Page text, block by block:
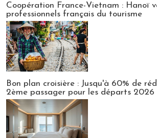
Coopération France-Vietnam : Hanoï
professionnels français du tourisme
Bon plan croisière : Jusqu'à 60% de
2ème passager pour les départs 2026